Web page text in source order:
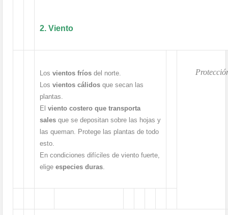
2. Viento
Losvientos fríos del norte.
Los vientos cálidos que secan las
plantas.
El viento costero que transporta
sales que se depositan sobre las hojas y
las queman. Protege las plantas de todo
esto.
En condiciones difíciles de viento fuerte,
eligeespecies duras.